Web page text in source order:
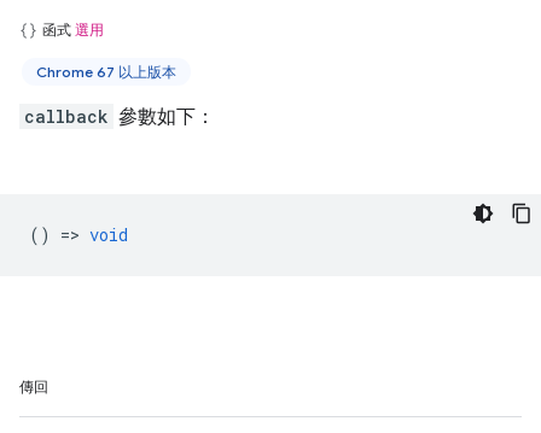
函式 選用
Chrome 67 以上版本
callback 參數如下：
() => void
傳回